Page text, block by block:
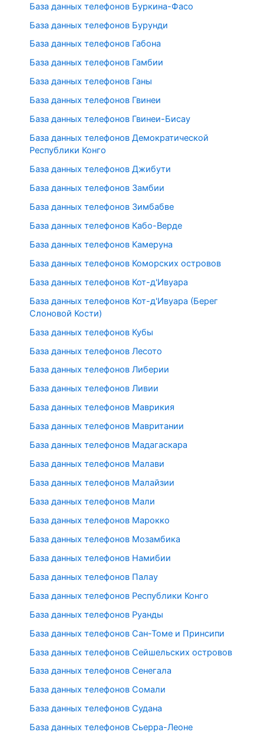
База данных телефонов Буркина-Фасо
База данных телефонов Бурунди
База данных телефонов Габона
База данных телефонов Гамбии
База данных телефонов Ганы
База данных телефонов Гвинеи
База данных телефонов Гвинеи-Бисау
База данных телефонов Демократической
Республики Конго
База данных телефонов Джибути
База данных телефонов Замбии
База данных телефонов Зимбабве
База данных телефонов Кабо-Верде
База данных телефонов Камеруна
База данных телефонов Коморских островов
База данных телефонов Кот-д'Ивуара
База данных телефонов Кот-д'Ивуара (Берег
Слоновой Кости)
База данных телефонов Кубы
База данных телефонов Лесото
База данных телефонов Либерии
База данных телефонов Ливии
База данных телефонов Маврикия
База данных телефонов Мавритании
База данных телефонов Мадагаскара
База данных телефонов Малави
База данных телефонов Малайзии
База данных телефонов Мали
База данных телефонов Марокко
База данных телефонов Мозамбика
База данных телефонов Намибии
База данных телефонов Палау
База данных телефонов Республики Конго
База данных телефонов Руанды
База данных телефонов Сан-Томе и Принсипи
База данных телефонов Сейшельских островов
База данных телефонов Сенегала
База данных телефонов Сомали
База данных телефонов Судана
База данных телефонов Сьерра-Леоне